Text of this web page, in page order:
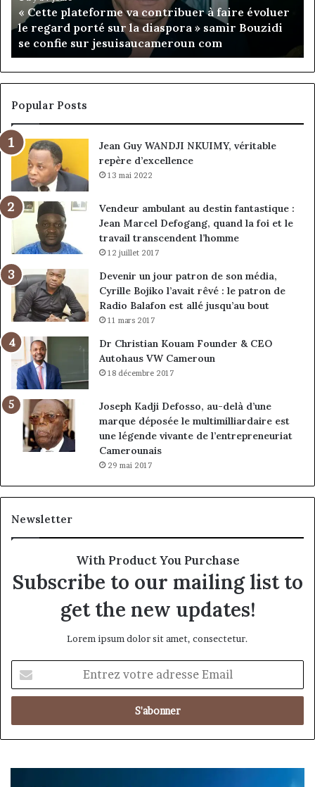
à faire évoluer
samir Bouzidi
la
présidence
du
conseil,
Jean-
Emmanuel
président
Fondation MTN Cameroun : Rose
présidence du conseil, Jean-
nommé vice-président
Popular Posts
Jean Guy WANDJI NKUIMY, véritable
repère d’excellence
13 mai 2022
Vendeur ambulant au destin fantastique :
Jean Marcel Defogang, quand la foi et le
travail transcendent l’homme
12 juillet 2017
Devenir un jour patron de son média,
Cyrille Bojiko l’avait rêvé : le patron de
Radio Balafon est allé jusqu’au bout
11 mars 2017
Dr Christian Kouam Founder & CEO
Autohaus VW Cameroun
18 décembre 2017
Joseph Kadji Defosso, au-delà d’une
marque déposée le multimilliardaire est
une légende vivante de l’entrepreneuriat
Camerounais
29 mai 2017
Newsletter
With Product You Purchase
Subscribe to our mailing list to
get the new updates!
Lorem ipsum dolor sit amet, consectetur.
votre
adresse